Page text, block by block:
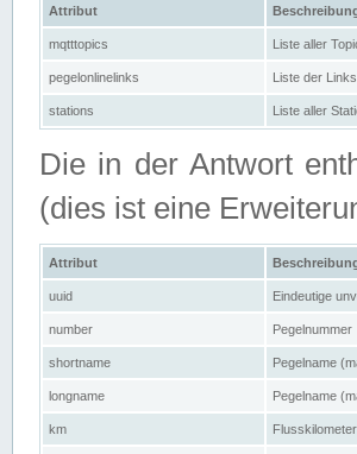
Attribut
mqtttopics Liste aller
pegelonlinelinks Liste der
stations Liste aller
Die in der Antwort
(dies ist eine
Attribut
uuid Eindeutige
number Pegelnummer
shortname Pegelname
longname Pegelname
km Flusskilometer